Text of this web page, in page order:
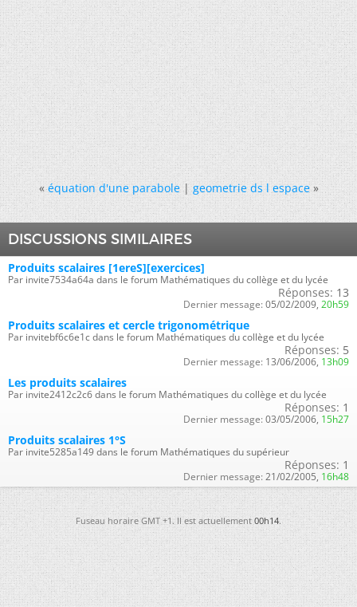
« équation d'une parabole|geometrie ds l espace »
DISCUSSIONS SIMILAIRES
Produits scalaires [1ereS][exercices]
Par invite7534a64a dans le forum Mathématiques du collège et du lycée
Réponses: 13
Dernier message: 05/02/2009, 20h59
Produits scalaires et cercle trigonométrique
Par invitebf6c6e1c dans le forum Mathématiques du collège et du lycée
Réponses: 5
Dernier message: 13/06/2006, 13h09
Les produits scalaires
Par invite2412c2c6 dans le forum Mathématiques du collège et du lycée
Réponses: 1
Dernier message: 03/05/2006, 15h27
Produits scalaires 1°S
Par invite5285a149 dans le forum Mathématiques du supérieur
Réponses: 1
Dernier message: 21/02/2005, 16h48
Fuseau horaire GMT +1. Il est actuellement00h14.